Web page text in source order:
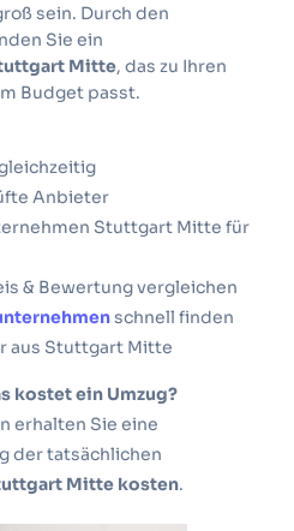
sein. Durch den
Sie ein
Mitte, das zu Ihren
Budget passt.
Anbieter
Stuttgart Mitte für
& Bewertung vergleichen
schnell finden
aus Stuttgart Mitte
kostet ein Umzug?
erhalten Sie eine
der tatsächlichen
Mitte kosten.